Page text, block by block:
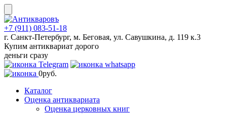
Skip
to
content
+7 (911) 083-51-18
г. Санкт-Петербург, м. Беговая, ул. Савушкина, д. 119 к.3
Купим антиквариат дорого
деньги сразу
0руб.
Каталог
Оценка антиквариата
Оценка церковных книг